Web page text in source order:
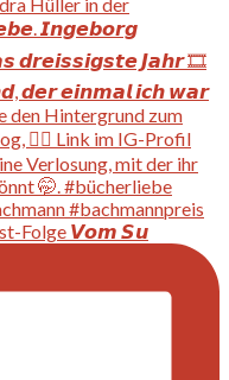
Folge 𝙑𝙤𝙢 𝙎𝙪